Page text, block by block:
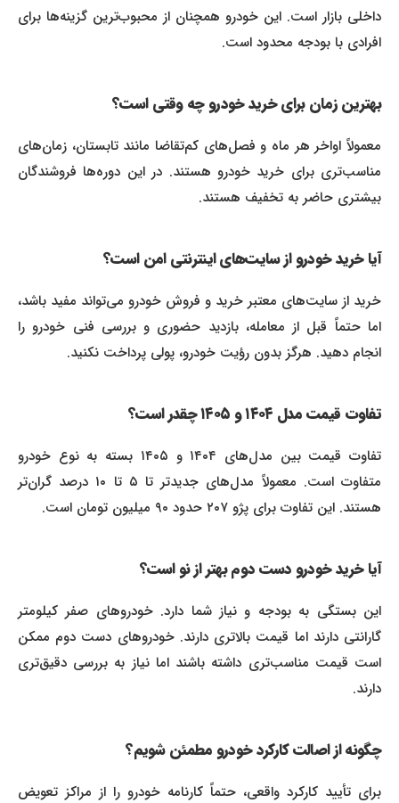
داخلی بازار است. این خودرو همچنان از محبوب‌ترین گزینه‌ها برای
افرادی با بودجه محدود است.
بهترین زمان برای خرید خودرو چه وقتی است؟
معمولاً اواخر هر ماه و فصل‌های کم‌تقاضا مانند تابستان، زمان‌های
مناسب‌تری برای خرید خودرو هستند. در این دوره‌ها فروشندگان
بیشتری حاضر به تخفیف هستند.
آیا خرید خودرو از سایت‌های اینترنتی امن است؟
خرید از سایت‌های معتبر خرید و فروش خودرو می‌تواند مفید باشد،
اما حتماً قبل از معامله، بازدید حضوری و بررسی فنی خودرو را
انجام دهید. هرگز بدون رؤیت خودرو، پولی پرداخت نکنید.
تفاوت قیمت مدل ۱۴۰۴ و ۱۴۰۵ چقدر است؟
تفاوت قیمت بین مدل‌های ۱۴۰۴ و ۱۴۰۵ بسته به نوع خودرو
متفاوت است. معمولاً مدل‌های جدیدتر تا ۵ تا ۱۰ درصد گران‌تر
هستند. این تفاوت برای پژو ۲۰۷ حدود ۹۰ میلیون تومان است.
آیا خرید خودرو دست دوم بهتر از نو است؟
این بستگی به بودجه و نیاز شما دارد. خودروهای صفر کیلومتر
گارانتی دارند اما قیمت بالاتری دارند. خودروهای دست دوم ممکن
است قیمت مناسب‌تری داشته باشند اما نیاز به بررسی دقیق‌تری
دارند.
چگونه از اصالت کارکرد خودرو مطمئن شویم؟
برای تأیید کارکرد واقعی، حتماً کارنامه خودرو را از مراکز تعویض